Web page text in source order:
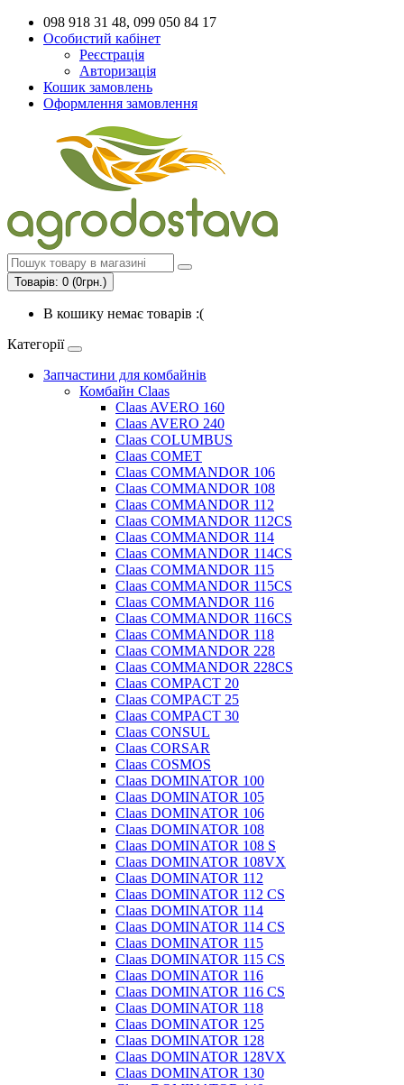
098 918 31 48, 099 050 84 17
Особистий кабінет
Реєстрація
Авторизація
Кошик замовлень
Оформлення замовлення
Товарів: 0 (0грн.)
В кошику немає товарів :(
Категорії
Запчастини для комбайнів
Комбайн Claas
Claas AVERO 160
Claas AVERO 240
Claas COLUMBUS
Claas COMET
Claas COMMANDOR 106
Claas COMMANDOR 108
Claas COMMANDOR 112
Claas COMMANDOR 112CS
Claas COMMANDOR 114
Claas COMMANDOR 114CS
Claas COMMANDOR 115
Claas COMMANDOR 115CS
Claas COMMANDOR 116
Claas COMMANDOR 116CS
Claas COMMANDOR 118
Claas COMMANDOR 228
Claas COMMANDOR 228CS
Claas COMPACT 20
Claas COMPACT 25
Claas COMPACT 30
Claas CONSUL
Claas CORSAR
Claas COSMOS
Claas DOMINATOR 100
Claas DOMINATOR 105
Claas DOMINATOR 106
Claas DOMINATOR 108
Claas DOMINATOR 108 S
Claas DOMINATOR 108VX
Claas DOMINATOR 112
Claas DOMINATOR 112 CS
Claas DOMINATOR 114
Claas DOMINATOR 114 CS
Claas DOMINATOR 115
Claas DOMINATOR 115 CS
Claas DOMINATOR 116
Claas DOMINATOR 116 CS
Claas DOMINATOR 118
Claas DOMINATOR 125
Claas DOMINATOR 128
Claas DOMINATOR 128VX
Claas DOMINATOR 130